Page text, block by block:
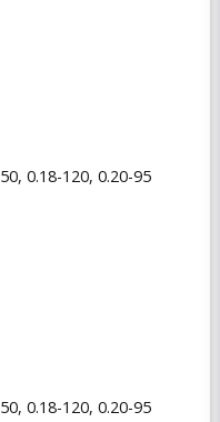
0.18-120, 0.20-95
0.18-120, 0.20-95